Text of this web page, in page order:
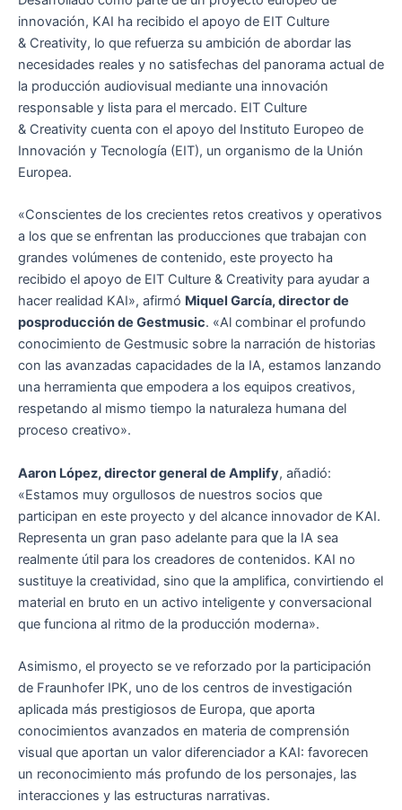
innovación, KAI ha recibido el apoyo de EIT Culture
& Creativity, lo que refuerza su ambición de abordar las
necesidades reales y no satisfechas del panorama actual de
la producción audiovisual mediante una innovación
responsable y lista para el mercado. EIT Culture
& Creativity cuenta con el apoyo del Instituto Europeo de
Innovación y Tecnología (EIT), un organismo de la Unión
Europea.
«Conscientes de los crecientes retos creativos y operativos
a los que se enfrentan las producciones que trabajan con
grandes volúmenes de contenido, este proyecto ha
recibido el apoyo de EIT Culture & Creativity para ayudar a
hacer realidad KAI», afirmó Miquel García, director de
posproducción de Gestmusic. «Al combinar el profundo
conocimiento de Gestmusic sobre la narración de historias
con las avanzadas capacidades de la IA, estamos lanzando
una herramienta que empodera a los equipos creativos,
respetando al mismo tiempo la naturaleza humana del
proceso creativo».
Aaron López, director general de Amplify, añadió:
«Estamos muy orgullosos de nuestros socios que
participan en este proyecto y del alcance innovador de KAI.
Representa un gran paso adelante para que la IA sea
realmente útil para los creadores de contenidos. KAI no
sustituye la creatividad, sino que la amplifica, convirtiendo el
material en bruto en un activo inteligente y conversacional
que funciona al ritmo de la producción moderna».
Asimismo, el proyecto se ve reforzado por la participación
de Fraunhofer IPK, uno de los centros de investigación
aplicada más prestigiosos de Europa, que aporta
conocimientos avanzados en materia de comprensión
visual que aportan un valor diferenciador a KAI: favorecen
un reconocimiento más profundo de los personajes, las
interacciones y las estructuras narrativas.